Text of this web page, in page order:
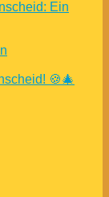
Ein
🍪🎄